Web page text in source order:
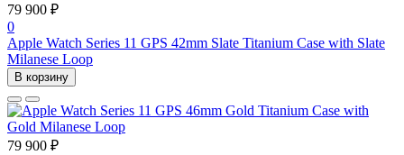
79 900 ₽
0
Apple Watch Series 11 GPS 42mm Slate Titanium Case with Slate
Milanese Loop
В корзину
79 900 ₽